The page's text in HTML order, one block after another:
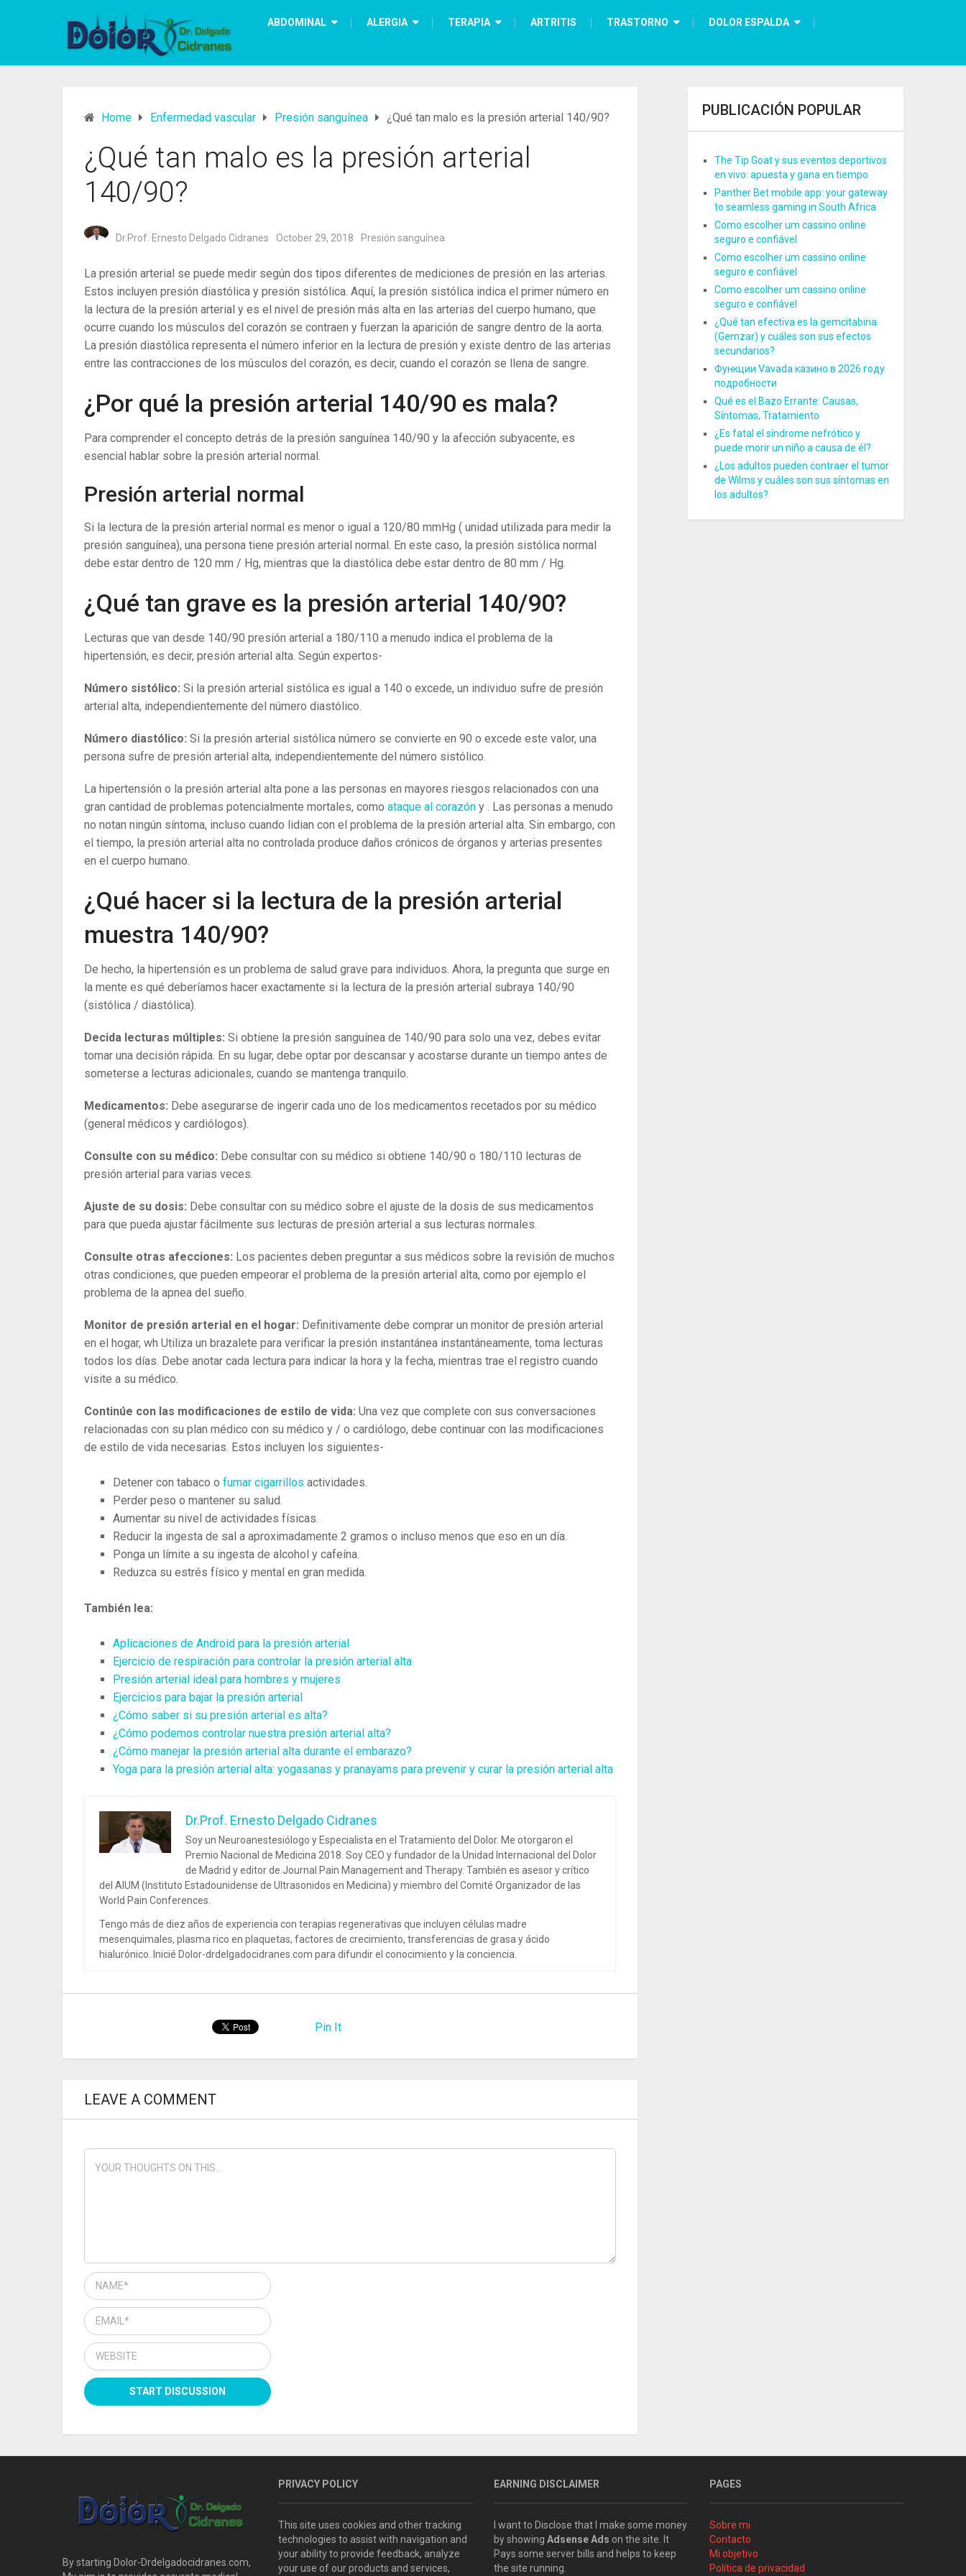
ABDOMINAL ALERGIA TERAPIA ARTRITIS TRASTORNO DOLOR ESPALDA
Home Enfermedad vascular Presión sanguínea ¿Qué tan malo es la presión arterial 140/90?
¿Qué tan malo es la presión arterial
140/90?
Dr.Prof. Ernesto Delgado Cidranes October 29, 2018 Presión sanguínea
La presión arterial se puede medir según dos tipos diferentes de mediciones de presión en las arterias.
Estos incluyen presión diastólica y presión sistólica. Aquí, la presión sistólica indica el primer número en
la lectura de la presión arterial y es el nivel de presión más alta en las arterias del cuerpo humano, que
ocurre cuando los músculos del corazón se contraen y fuerzan la aparición de sangre dentro de la aorta.
La presión diastólica representa el número inferior en la lectura de presión y existe dentro de las arterias
entre las contracciones de los músculos del corazón, es decir, cuando el corazón se llena de sangre.
¿Por qué la presión arterial 140/90 es mala?
Para comprender el concepto detrás de la presión sanguínea 140/90 y la afección subyacente, es
esencial hablar sobre la presión arterial normal.
Presión arterial normal
Si la lectura de la presión arterial normal es menor o igual a 120/80 mmHg ( unidad utilizada para medir la
presión sanguínea), una persona tiene presión arterial normal. En este caso, la presión sistólica normal
debe estar dentro de 120 mm / Hg, mientras que la diastólica debe estar dentro de 80 mm / Hg.
¿Qué tan grave es la presión arterial 140/90?
Lecturas que van desde 140/90 presión arterial a 180/110 a menudo indica el problema de la
hipertensión, es decir, presión arterial alta. Según expertos-
Número sistólico: Si la presión arterial sistólica es igual a 140 o excede, un individuo sufre de presión
arterial alta, independientemente del número diastólico.
Número diastólico: Si la presión arterial sistólica número se convierte en 90 o excede este valor, una
persona sufre de presión arterial alta, independientemente del número sistólico.
La hipertensión o la presión arterial alta pone a las personas en mayores riesgos relacionados con una
gran cantidad de problemas potencialmente mortales, como ataque al corazón y . Las personas a menudo
no notan ningún síntoma, incluso cuando lidian con el problema de la presión arterial alta. Sin embargo, con
el tiempo, la presión arterial alta no controlada produce daños crónicos de órganos y arterias presentes
en el cuerpo humano.
¿Qué hacer si la lectura de la presión arterial
muestra 140/90?
De hecho, la hipertensión es un problema de salud grave para individuos. Ahora, la pregunta que surge en
la mente es qué deberíamos hacer exactamente si la lectura de la presión arterial subraya 140/90
(sistólica / diastólica).
Decida lecturas múltiples: Si obtiene la presión sanguínea de 140/90 para solo una vez, debes evitar
tomar una decisión rápida. En su lugar, debe optar por descansar y acostarse durante un tiempo antes de
someterse a lecturas adicionales, cuando se mantenga tranquilo.
Medicamentos: Debe asegurarse de ingerir cada uno de los medicamentos recetados por su médico
(general médicos y cardiólogos).
Consulte con su médico: Debe consultar con su médico si obtiene 140/90 o 180/110 lecturas de
presión arterial para varias veces.
Ajuste de su dosis: Debe consultar con su médico sobre el ajuste de la dosis de sus medicamentos
para que pueda ajustar fácilmente sus lecturas de presión arterial a sus lecturas normales.
Consulte otras afecciones: Los pacientes deben preguntar a sus médicos sobre la revisión de muchos
otras condiciones, que pueden empeorar el problema de la presión arterial alta, como por ejemplo el
problema de la apnea del sueño.
Monitor de presión arterial en el hogar: Definitivamente debe comprar un monitor de presión arterial
en el hogar, wh Utiliza un brazalete para verificar la presión instantánea instantáneamente, toma lecturas
todos los días. Debe anotar cada lectura para indicar la hora y la fecha, mientras trae el registro cuando
visite a su médico.
Continúe con las modificaciones de estilo de vida: Una vez que complete con sus conversaciones
relacionadas con su plan médico con su médico y / o cardiólogo, debe continuar con las modificaciones
de estilo de vida necesarias. Estos incluyen los siguientes-
Detener con tabaco o fumar cigarrillos actividades.
Perder peso o mantener su salud.
Aumentar su nivel de actividades físicas.
Reducir la ingesta de sal a aproximadamente 2 gramos o incluso menos que eso en un día.
Ponga un límite a su ingesta de alcohol y cafeína.
Reduzca su estrés físico y mental en gran medida.
También lea:
Aplicaciones de Android para la presión arterial
Ejercicio de respiración para controlar la presión arterial alta
Presión arterial ideal para hombres y mujeres
Ejercicios para bajar la presión arterial
¿Cómo saber si su presión arterial es alta?
¿Cómo podemos controlar nuestra presión arterial alta?
¿Cómo manejar la presión arterial alta durante el embarazo?
Yoga para la presión arterial alta: yogasanas y pranayams para prevenir y curar la presión arterial alta
Dr.Prof. Ernesto Delgado Cidranes
Soy un Neuroanestesiólogo y Especialista en el Tratamiento del Dolor. Me otorgaron el
Premio Nacional de Medicina 2018. Soy CEO y fundador de la Unidad Internacional del Dolor
de Madrid y editor de Journal Pain Management and Therapy. También es asesor y crítico
del AIUM (Instituto Estadounidense de Ultrasonidos en Medicina) y miembro del Comité Organizador de las
World Pain Conferences.
Tengo más de diez años de experiencia con terapias regenerativas que incluyen células madre
mesenquimales, plasma rico en plaquetas, factores de crecimiento, transferencias de grasa y ácido
hialurónico. Inicié Dolor-drdelgadocidranes.com para difundir el conocimiento y la conciencia.
Pin It
LEAVE A COMMENT
PUBLICACIÓN POPULAR
The Tip Goat y sus eventos deportivos
en vivo: apuesta y gana en tiempo
Panther Bet mobile app: your gateway
to seamless gaming in South Africa
Como escolher um cassino online
seguro e confiável
Como escolher um cassino online
seguro e confiável
Como escolher um cassino online
seguro e confiável
¿Qué tan efectiva es la gemcitabina
(Gemzar) y cuáles son sus efectos
secundarios?
Функции Vavada казино в 2026 году
подробности
Qué es el Bazo Errante: Causas,
Síntomas, Tratamiento
¿Es fatal el síndrome nefrótico y
puede morir un niño a causa de él?
¿Los adultos pueden contraer el tumor
de Wilms y cuáles son sus síntomas en
los adultos?
By starting Dolor-Drdelgadocidranes.com,
PRIVACY POLICY
This site uses cookies and other tracking
technologies to assist with navigation and
your ability to provide feedback, analyze
your use of our products and services,
EARNING DISCLAIMER
I want to Disclose that I make some money
by showing Adsense Ads on the site. It
Pays some server bills and helps to keep
the site running.
PAGES
Sobre mi
Contacto
Mi objetivo
Política de privacidad